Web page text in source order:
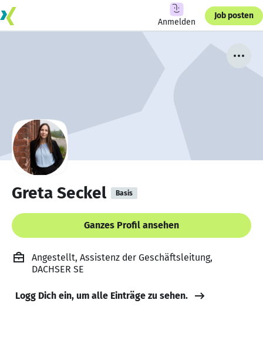
Anmelden
Job posten
Greta Seckel Basis
Ganzes Profil ansehen
Angestellt, Assistenz der Geschäftsleitung,
DACHSER SE
Logg Dich ein, um alle Einträge zu sehen.